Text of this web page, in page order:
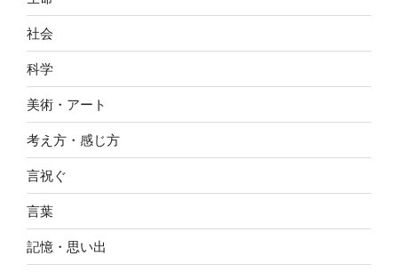
社会
科学
美術・アート
考え方・感じ方
言祝ぐ
言葉
記憶・思い出